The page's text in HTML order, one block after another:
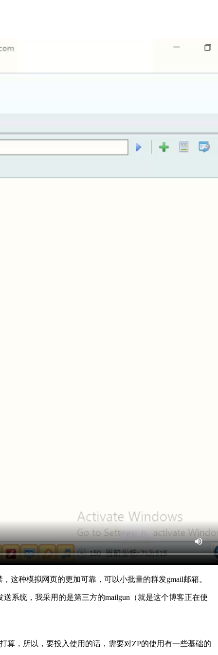
这种模拟网页的更加可靠，可以小批量的群发gmail邮箱。
系统，我采用的是第三方的mailgun（就是这个博客正在使
算，所以，要投入使用的话，需要对ZP的使用有一些基础的